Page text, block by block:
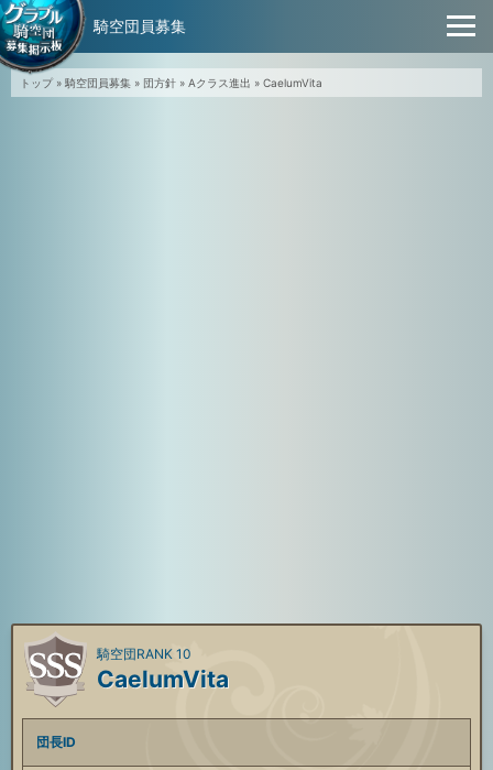
トップ» 騎空団員募集 » 団方針 » Aクラス進出 » CaelumVita
CaelumVita
騎空団RANK 10
団長ID
騎空団員募集